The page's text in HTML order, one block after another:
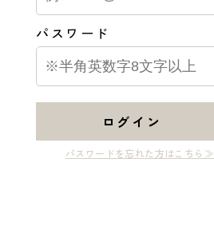
パスワード
ログイン
パスワードを忘れた方はこちら≫